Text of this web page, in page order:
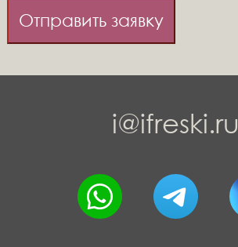
Отправить заявку
i@ifreski.ru